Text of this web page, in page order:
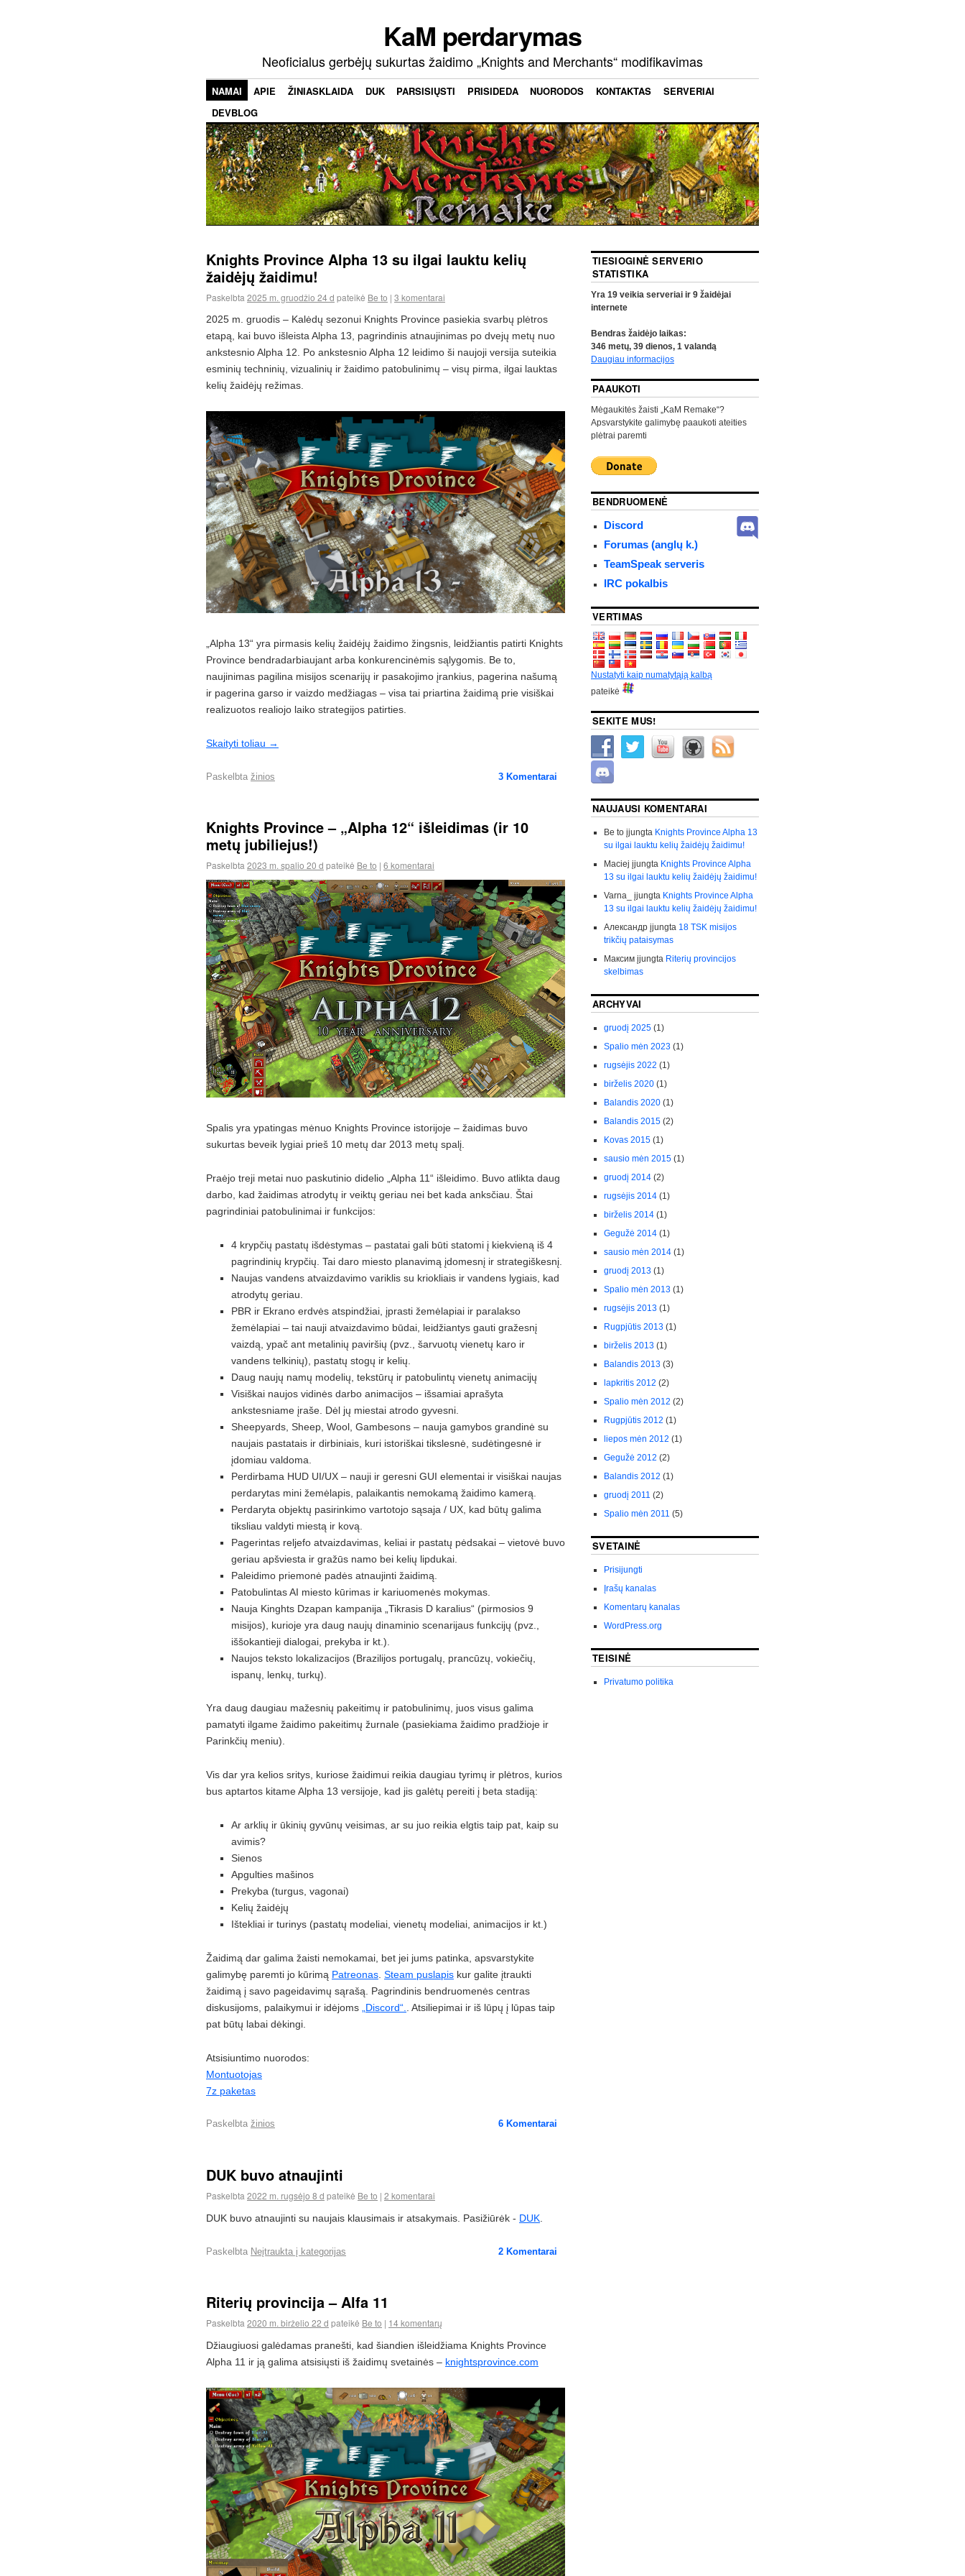
KaM perdarymas
Neoficialus gerbėjų sukurtas žaidimo „Knights and Merchants“ modifikavimas
NAMAI APIE ŽINIASKLAIDA DUK PARSISIŲSTI PRISIDEDA NUORODOS KONTAKTAS
SERVERIAI
DEVBLOG
Knights Province Alpha 13 su ilgai lauktu kelių
žaidėjų žaidimu!
Paskelbta 2025 m. gruodžio 24 d pateikė Be to | 3 komentarai
2025 m. gruodis – Kalėdų sezonui Knights Province pasiekia svarbų plėtros
etapą, kai buvo išleista Alpha 13, pagrindinis atnaujinimas po dvejų metų nuo
ankstesnio Alpha 12. Po ankstesnio Alpha 12 leidimo ši naujoji versija suteikia
esminių techninių, vizualinių ir žaidimo patobulinimų – visų pirma, ilgai lauktas
kelių žaidėjų režimas.
„Alpha 13“ yra pirmasis kelių žaidėjų žaidimo žingsnis, leidžiantis patirti Knights
Province bendradarbiaujant arba konkurencinėmis sąlygomis. Be to,
naujinimas pagilina misijos scenarijų ir pasakojimo įrankius, pagerina našumą
ir pagerina garso ir vaizdo medžiagas – visa tai priartina žaidimą prie visiškai
realizuotos realiojo laiko strategijos patirties.
Skaityti toliau →
3 Komentarai
Paskelbta žinios
Knights Province – „Alpha 12“ išleidimas (ir 10
metų jubiliejus!)
Paskelbta2023 m. spalio 20 d pateikė Be to | 6 komentarai
Spalis yra ypatingas mėnuo Knights Province istorijoje – žaidimas buvo
sukurtas beveik lygiai prieš 10 metų dar 2013 metų spalį.
Praėjo treji metai nuo paskutinio didelio „Alpha 11“ išleidimo. Buvo atlikta daug
darbo, kad žaidimas atrodytų ir veiktų geriau nei bet kada anksčiau. Štai
pagrindiniai patobulinimai ir funkcijos:
4 krypčių pastatų išdėstymas – pastatai gali būti statomi į kiekvieną iš 4
pagrindinių krypčių. Tai daro miesto planavimą įdomesnį ir strategiškesnį.
Naujas vandens atvaizdavimo variklis su kriokliais ir vandens lygiais, kad
atrodytų geriau.
PBR ir Ekrano erdvės atspindžiai, įprasti žemėlapiai ir paralakso
žemėlapiai – tai nauji atvaizdavimo būdai, leidžiantys gauti gražesnį
vaizdą, ypač ant metalinių paviršių (pvz., šarvuotų vienetų karo ir
vandens telkinių), pastatų stogų ir kelių.
Daug naujų namų modelių, tekstūrų ir patobulintų vienetų animacijų
Visiškai naujos vidinės darbo animacijos – išsamiai aprašyta
ankstesniame įraše. Dėl jų miestai atrodo gyvesni.
Sheepyards, Sheep, Wool, Gambesons – nauja gamybos grandinė su
naujais pastatais ir dirbiniais, kuri istoriškai tikslesnė, sudėtingesnė ir
įdomiau valdoma.
Perdirbama HUD UI/UX – nauji ir geresni GUI elementai ir visiškai naujas
perdarytas mini žemėlapis, palaikantis nemokamą žaidimo kamerą.
Perdaryta objektų pasirinkimo vartotojo sąsaja / UX, kad būtų galima
tiksliau valdyti miestą ir kovą.
Pagerintas reljefo atvaizdavimas, keliai ir pastatų pėdsakai – vietovė buvo
geriau apšviesta ir gražūs namo bei kelių lipdukai.
Paleidimo priemonė padės atnaujinti žaidimą.
Patobulintas AI miesto kūrimas ir kariuomenės mokymas.
Nauja Kinghts Dzapan kampanija „Tikrasis D karalius“ (pirmosios 9
misijos), kurioje yra daug naujų dinaminio scenarijaus funkcijų (pvz.,
iššokantieji dialogai, prekyba ir kt.).
Naujos teksto lokalizacijos (Brazilijos portugalų, prancūzų, vokiečių,
ispanų, lenkų, turkų).
Yra daug daugiau mažesnių pakeitimų ir patobulinimų, juos visus galima
pamatyti ilgame žaidimo pakeitimų žurnale (pasiekiama žaidimo pradžioje ir
Parinkčių meniu).
Vis dar yra kelios sritys, kuriose žaidimui reikia daugiau tyrimų ir plėtros, kurios
bus aptartos kitame Alpha 13 versijoje, kad jis galėtų pereiti į beta stadiją:
Ar arklių ir ūkinių gyvūnų veisimas, ar su juo reikia elgtis taip pat, kaip su
avimis?
Sienos
Apgulties mašinos
Prekyba (turgus, vagonai)
Kelių žaidėjų
Ištekliai ir turinys (pastatų modeliai, vienetų modeliai, animacijos ir kt.)
Žaidimą dar galima žaisti nemokamai, bet jei jums patinka, apsvarstykite
galimybę paremti jo kūrimą Patreonas Steam puslapis kur galite įtraukti
žaidimą į savo pageidavimų sąrašą. Pagrindinis bendruomenės centras
diskusijoms, palaikymui ir idėjoms
„Discord“.
Atsiliepimai ir iš lūpų į lūpas taip
pat būtų labai dėkingi.
Atsisiuntimo nuorodos:
Montuotojas
7z paketas
6 Komentarai
Paskelbta žinios
DUK buvo atnaujinti
Paskelbta 2022 m. rugsėjo 8 d pateikė Be to | 2 komentarai
DUK buvo atnaujinti su naujais klausimais ir atsakymais. Pasižiūrėk - DUK
2 Komentarai
Paskelbta Neįtraukta į kategorijas
Riterių provincija – Alfa 11
Paskelbta 2020 m. birželio 22 d pateikė Be to | 14 komentarų
Džiaugiuosi galėdamas pranešti, kad šiandien išleidžiama Knights Province
Alpha 11 ir ją galima atsisiųsti iš žaidimų svetainės – knightsprovince.com
TIESIOGINĖ SERVERIO
STATISTIKA
Yra 19veikia serveriai ir 9žaidėjai
internete
Bendras žaidėjo laikas:
346metų, 39dienos, 1 valandą
Daugiau informacijos
PAAUKOTI
Mėgaukitės žaisti „KaM Remake“?
Apsvarstykite galimybę paaukoti ateities
plėtrai paremti
BENDRUOMENĖ
Discord
Forumas (anglų k.)
TeamSpeak serveris
IRC pokalbis
VERTIMAS
Nustatyti kaip numatytąją kalbą
pateikė
SEKITE MUS!
NAUJAUSI KOMENTARAI
Be toįjungta Knights Province Alpha 13
su ilgai lauktu kelių žaidėjų žaidimu!
Maciej įjungta Knights Province Alpha
13 su ilgai lauktu kelių žaidėjų žaidimu!
Varna_
įjungta Knights Province Alpha
13 su ilgai lauktu kelių žaidėjų žaidimu!
Александрįjungta 18 TSK misijos
trikčių pataisymas
Максимįjungta Riterių provincijos
skelbimas
ARCHYVAI
gruodį 2025(1)
Spalio mėn 2023(1)
rugsėjis 2022 (1)
birželis 2020(1)
Balandis 2020(1)
Balandis 2015(2)
Kovas 2015(1)
sausio mėn 2015(1)
gruodį 2014(2)
rugsėjis 2014(1)
birželis 2014(1)
Gegužė 2014(1)
sausio mėn 2014(1)
gruodį 2013(1)
Spalio mėn 2013(1)
rugsėjis 2013(1)
Rugpjūtis 2013(1)
birželis 2013(1)
Balandis 2013(3)
lapkritis 2012 (2)
Spalio mėn 2012 (2)
Rugpjūtis 2012 (1)
liepos mėn 2012 (1)
Gegužė 2012 (2)
Balandis 2012 (1)
gruodį 2011 (2)
Spalio mėn 2011 (5)
SVETAINĖ
Prisijungti
Įrašų kanalas
Komentarų kanalas
WordPress.org
TEISINĖ
Privatumo politika